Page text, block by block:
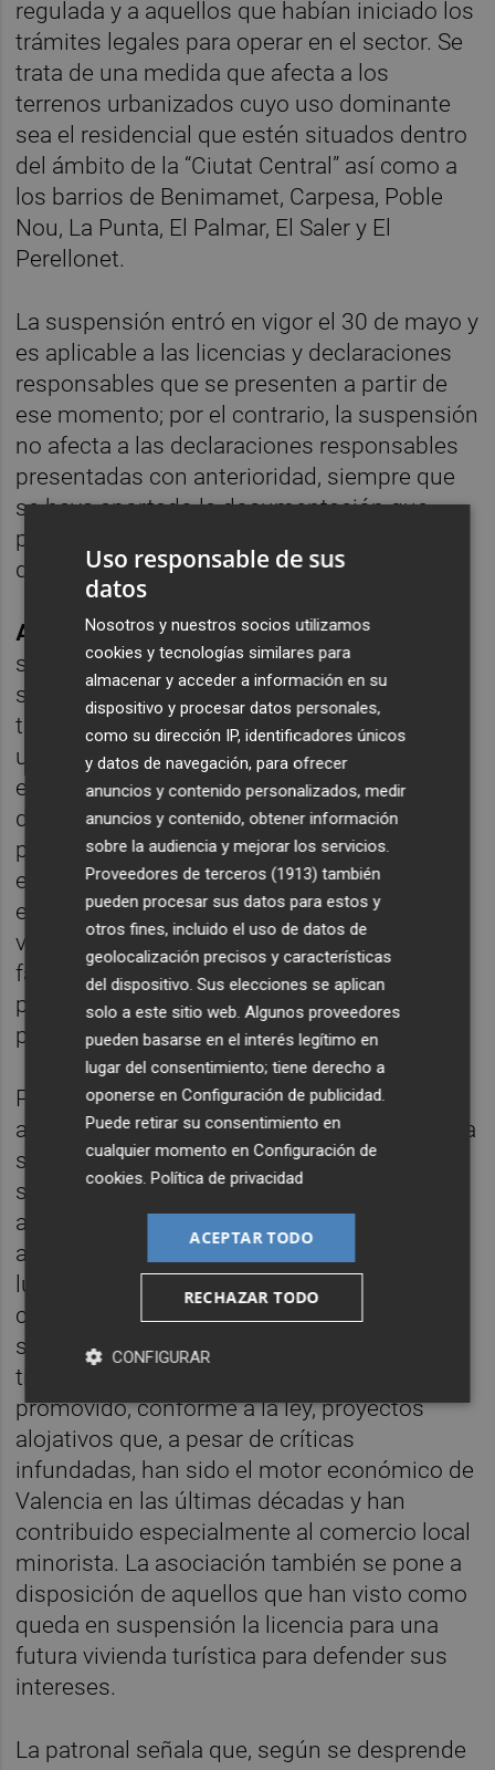
regulada y a aquellos que habían iniciado los
trámites legales para operar en el sector. Se
trata de una medida que afecta a los
terrenos urbanizados cuyo uso dominante
sea el residencial que estén situados dentro
del ámbito de la “Ciutat Central” así como a
los barrios de Benimamet, Carpesa, Poble
Nou, La Punta, El Palmar, El Saler y El
Perellonet.
La suspensión entró en vigor el 30 de mayo y
es aplicable a las licencias y declaraciones
responsables que se presenten a partir de
ese momento; por el contrario, la suspensión
no afecta a las declaraciones responsables
presentadas con anterioridad, siempre que
se haya aportado la documentación que
preceptivamente debe acompañar a una
declaración responsable.
ApturCVentiende que hay indicios
suficientes para considerar que la
suspensión de licencias de viviendas de uso
turístico ha sido aprobada en base a
unos
informes y estudiosque no son
exactos ni adecuados y señala que existen
datos públicos con metodología oficial y
pública que acreditan que la justificación
esgrimida para tomar esta medida no
existe.
Así, cree que la moratoria podría
vulnerar el principio de igualdad de trato,
favoreciendo a ciertos sectores, mientras
penaliza a otros sin una justificación que, a
priori, parezca clara y transparente.
Por ello, señalan que van a emprender
acciones legales para defender en Valencia a
sus asociados contra cualquier merma de
sus derechos. “Estamos hablando de
asociados que llevan años ejerciendo una
actividad totalmente legal, que critican y
luchan contra el intrusismo y los
comportamientos abusivos o ilegales del
sector” recuerdan desde la asociación, al
tiempo que señalan que este sector ha
promovido, conforme a la ley, proyectos
alojativos que, a pesar de críticas
infundadas, han sido el motor económico de
Valencia en las últimas décadas y han
contribuido especialmente al comercio local
minorista. La asociación también se pone a
disposición de aquellos que han visto como
queda en suspensión la licencia para una
futura vivienda turística para defender sus
intereses.
La patronal señala que, según se desprende
Uso responsable de sus
datos
Nosotros y nuestros socios utilizamos
cookies y tecnologías similares para
almacenar y acceder a información en su
dispositivo y procesar datos personales,
como su dirección IP, identificadores únicos
y datos de navegación, para ofrecer
anuncios y contenido personalizados, medir
anuncios y contenido, obtener información
sobre la audiencia y mejorar los servicios.
Proveedores de terceros (1913) también
pueden procesar sus datos para estos y
otros fines, incluido el uso de datos de
geolocalización precisos y características
del dispositivo. Sus elecciones se aplican
solo a este sitio web. Algunos proveedores
pueden basarse en el interés legítimo en
lugar del consentimiento; tiene derecho a
oponerse enConfiguración de publicidad.
Puede retirar su consentimiento en
cualquier momento enConfiguración de
cookies.Política de privacidad
ACEPTAR TODO
RECHAZAR TODO
CONFIGURAR